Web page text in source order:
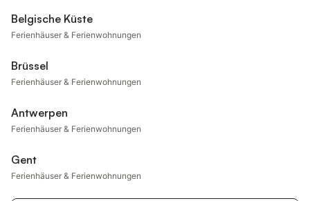
Belgische Küste
Ferienhäuser & Ferienwohnungen
Brüssel
Ferienhäuser & Ferienwohnungen
Antwerpen
Ferienhäuser & Ferienwohnungen
Gent
Ferienhäuser & Ferienwohnungen